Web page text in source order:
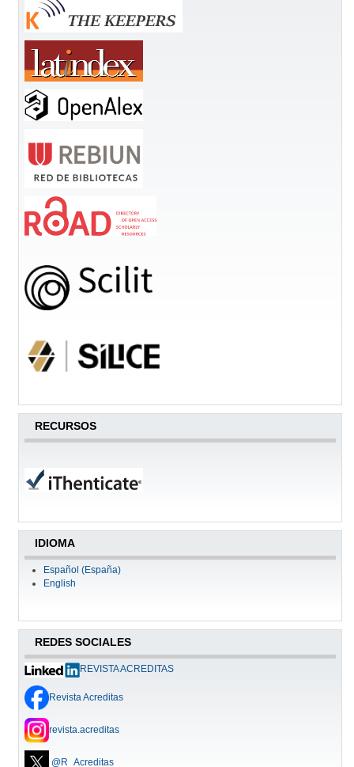
RECURSOS
IDIOMA
Español (España)
English
REDES SOCIALES
REVISTA ACREDITAS
Revista Acreditas
revista.acreditas
@R_Acreditas